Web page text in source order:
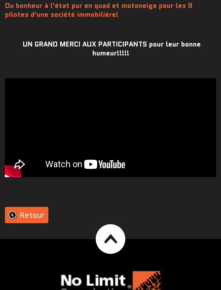
Du bonheur à l'état pur en quad et motoneige pour les 9
pilotes d'une société immobilière!
UN GRAND MERCI AUX PARTICIPANTS pour leur bonne
humeur!!!!!
Retour